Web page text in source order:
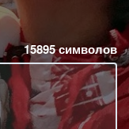
15895символов